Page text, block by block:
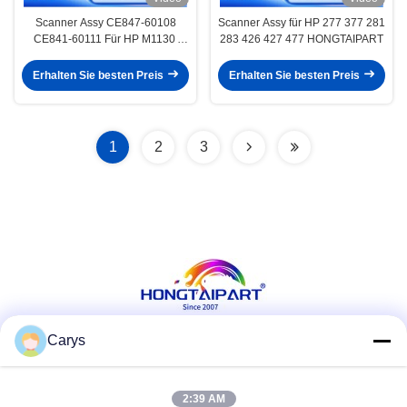
Scanner Assy CE847-60108
CE841-60111 Für HP M1130
4660 4580
Erhalten Sie besten Preis
Scanner Assy für HP 277 377 281
283 426 427 477 HONGTAIPART
Erhalten Sie besten Preis
1 2 3
Carys
2:39 AM